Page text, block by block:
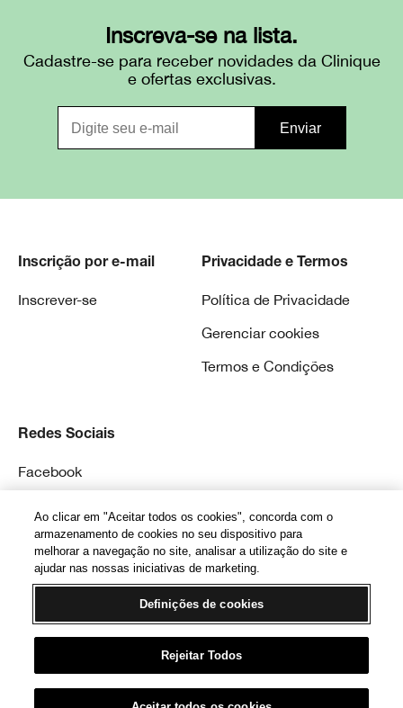
Inscreva-se na lista.
Cadastre-se para receber novidades da Clinique
e ofertas exclusivas.
Inscrição por e-mail
Inscrever-se
Privacidade e Termos
Política de Privacidade
Gerenciar cookies
Termos e Condições
Redes Sociais
Facebook
© Clinique Laboratories, llc. Todos os Direitos
Reservados
Ao clicar em "Aceitar todos os cookies", concorda com o
armazenamento de cookies no seu dispositivo para
melhorar a navegação no site, analisar a utilização do site e
ajudar nas nossas iniciativas de marketing.
Definições de cookies
Rejeitar Todos